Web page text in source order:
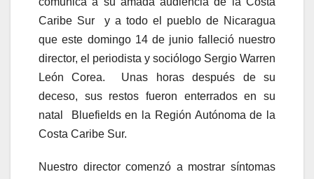
Caribe Sur
y a todo el pueblo de Nicaragua
que este domingo 14 de junio falleció nuestro
director, el periodista y sociólogo Sergio Warren
León Corea.
Unas horas después de su
deceso, sus restos fueron enterrados en su
natal
Bluefields en la Región Autónoma de la
Costa Caribe Sur.
Nuestro director comenzó a mostrar síntomas